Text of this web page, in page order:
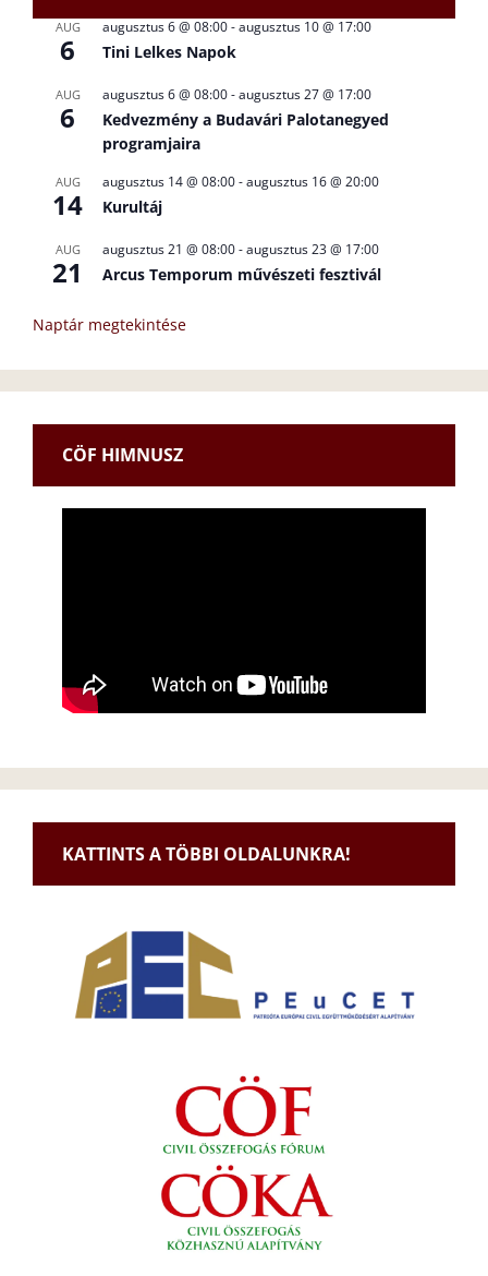
AUG
6
augusztus 6 @ 08:00-augusztus 10 @ 17:00
Tini Lelkes Napok
AUG
6
augusztus 6 @ 08:00-augusztus 27 @ 17:00
Kedvezmény a Budavári Palotanegyed
programjaira
AUG
14
augusztus 14 @ 08:00-augusztus 16 @ 20:00
Kurultáj
AUG
21
augusztus 21 @ 08:00-augusztus 23 @ 17:00
Arcus Temporum művészeti fesztivál
Naptár megtekintése
CÖF HIMNUSZ
KATTINTS A TÖBBI OLDALUNKRA!